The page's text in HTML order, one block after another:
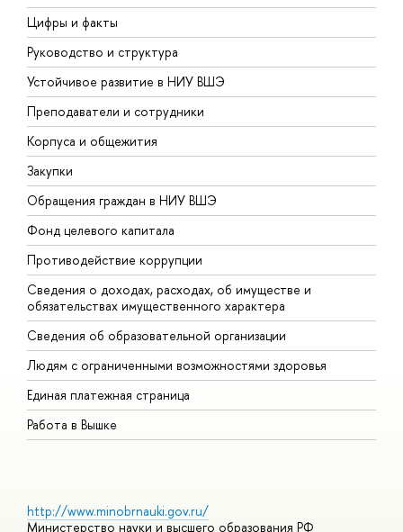
Цифры и факты
Руководство и структура
Устойчивое развитие в НИУ ВШЭ
Преподаватели и сотрудники
Корпуса и общежития
Закупки
Обращения граждан в НИУ ВШЭ
Фонд целевого капитала
Противодействие коррупции
Сведения о доходах, расходах, об имуществе и
обязательствах имущественного характера
Сведения об образовательной организации
Людям с ограниченными возможностями здоровья
Единая платежная страница
Работа в Вышке
http://www.minobrnauki.gov.ru/
Министерство науки и высшего образования РФ